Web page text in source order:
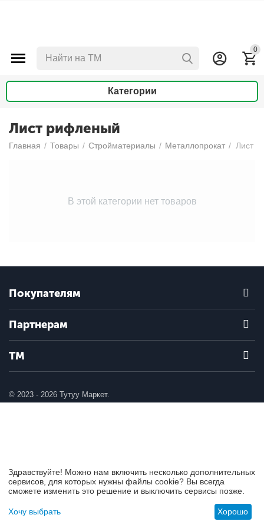
0
Категории
Лист рифленый
Главная / Товары / Стройматериалы / Металлопрокат / Лист
В этой категории нет товаров
Покупателям
Партнерам
ТМ
© 2023 - 2026 Тутуу Маркет.
Меню Учетная запись
Здравствуйте! Можно нам включить несколько дополнительных
сервисов, для которых нужны файлы cookie? Вы всегда
сможете изменить это решение и выключить сервисы позже.
Хочу выбрать Хорошо